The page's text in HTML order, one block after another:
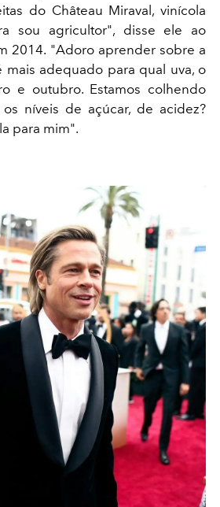
do Château Miraval, vinícola
sou agricultor", disse ele ao
2014. "Adoro aprender sobre a
mais adequado para qual uva, o
e outubro. Estamos colhendo
níveis de açúcar, de acidez?
para mim".